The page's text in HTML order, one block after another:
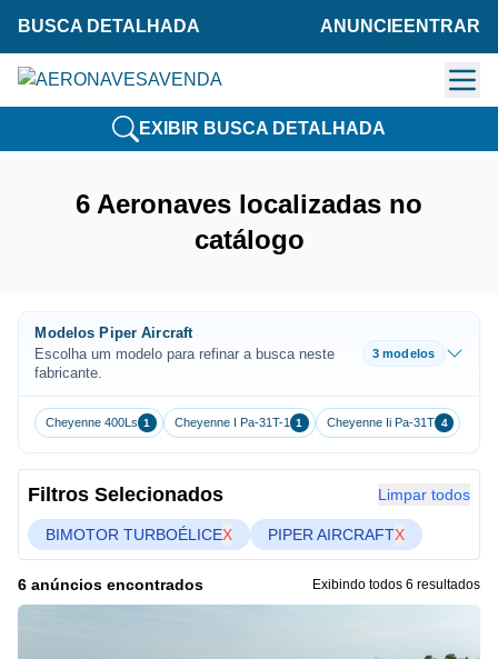
BUSCA DETALHADA ANUNCIE ENTRAR
EXIBIR BUSCA DETALHADA
6 Aeronaves localizadas no
catálogo
Modelos Piper Aircraft
Escolha um modelo para refinar a busca neste
fabricante.
3 modelos
Cheyenne 400Ls 1 Cheyenne I Pa-31T-1 1 Cheyenne Ii Pa-31T 4
Filtros Selecionados Limpar todos
BIMOTOR TURBOÉLICEX PIPER AIRCRAFTX
6 anúncios encontrados Exibindo todos 6 resultados